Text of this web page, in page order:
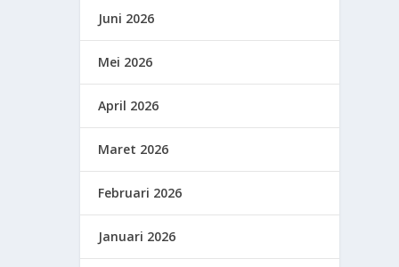
Juni 2026
Mei 2026
April 2026
Maret 2026
Februari 2026
Januari 2026